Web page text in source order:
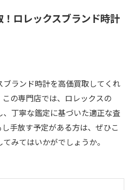
ロレックスブランド時計
ランド時計を高価買取してくれ
の専門店では、ロレックスの
丁寧な鑑定に基づいた適正な査
手放す予定がある方は、ぜひこ
みてはいかがでしょうか。